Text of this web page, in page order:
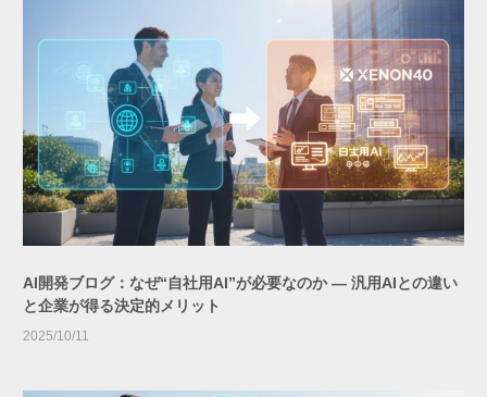
AI開発ブログ：なぜ“自社用AI”が必要なのか ― 汎用AIとの違い
と企業が得る決定的メリット
2025/10/11